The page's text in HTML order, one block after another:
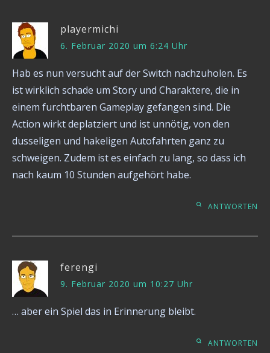
playermichi
6. Februar 2020 um 6:24 Uhr
Hab es nun versucht auf der Switch nachzuholen. Es
ist wirklich schade um Story und Charaktere, die in
einem furchtbaren Gameplay gefangen sind. Die
Action wirkt deplatziert und ist unnötig, von den
dusseligen und hakeligen Autofahrten ganz zu
schweigen. Zudem ist es einfach zu lang, so dass ich
nach kaum 10 Stunden aufgehört habe.
ANTWORTEN
ferengi
9. Februar 2020 um 10:27 Uhr
… aber ein Spiel das in Erinnerung bleibt.
ANTWORTEN